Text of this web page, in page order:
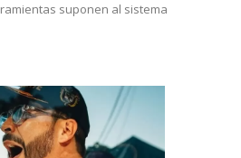
suponen al sistema